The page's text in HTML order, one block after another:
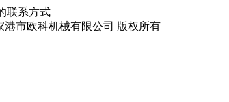
联系方式
港市欧科机械有限公司 版权所有